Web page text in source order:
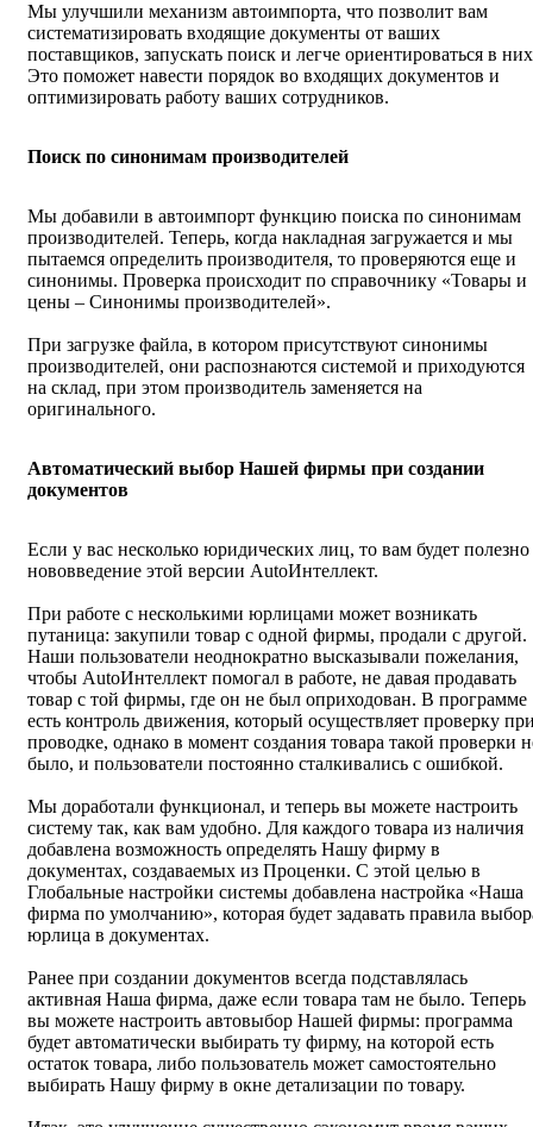
Мы улучшили механизм автоимпорта, что позволит вам
систематизировать входящие документы от ваших
поставщиков, запускать поиск и легче ориентироваться в
Это поможет навести порядок во входящих документов и
оптимизировать работу ваших сотрудников.
Поиск по синонимам производителей
Мы добавили в автоимпорт функцию поиска по синонимам
производителей. Теперь, когда накладная загружается и мы
пытаемся определить производителя, то проверяются еще и
синонимы. Проверка происходит по справочнику «Товары и
цены – Синонимы производителей».
При загрузке файла, в котором присутствуют синонимы
производителей, они распознаются системой и приходуются
на склад, при этом производитель заменяется на
оригинального.
Автоматический выбор Нашей фирмы при создании
документов
Если у вас несколько юридических лиц, то вам будет полезно
нововведение этой версии AutoИнтеллект.
При работе с несколькими юрлицами может возникать
путаница: закупили товар с одной фирмы, продали с другой.
Наши пользователи неоднократно высказывали пожелания,
чтобы AutoИнтеллект помогал в работе, не давая продавать
товар с той фирмы, где он не был оприходован. В программе
есть контроль движения, который осуществляет проверку
проводке, однако в момент создания товара такой проверки
было, и пользователи постоянно сталкивались с ошибкой.
Мы доработали функционал, и теперь вы можете настроить
систему так, как вам удобно. Для каждого товара из наличия
добавлена возможность определять Нашу фирму в
документах, создаваемых из Проценки. С этой целью в
Глобальные настройки системы добавлена настройка «Наша
фирма по умолчанию», которая будет задавать правила
юрлица в документах.
Ранее при создании документов всегда подставлялась
активная Наша фирма, даже если товара там не было. Теперь
вы можете настроить автовыбор Нашей фирмы: программа
будет автоматически выбирать ту фирму, на которой есть
остаток товара, либо пользователь может самостоятельно
выбирать Нашу фирму в окне детализации по товару.